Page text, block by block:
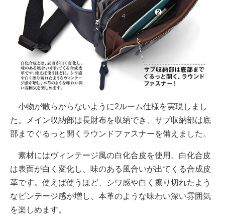
小物が散らからないように2ルーム仕様を実現しまし
た。メイン収納部は長財布を収納でき、サブ収納部は底
部までぐるっと開くラウンドファスナーを備えました。
素材にはヴィンテージ風の白化合皮を使用。白化合皮
は表面が白く変化し、味のある風合いが出てくる合成皮
革です。使えば使うほど、シワ感や白く擦り切れたよう
なビンテージ感が増し、本革のような味わい深い雰囲気
を楽しめます。